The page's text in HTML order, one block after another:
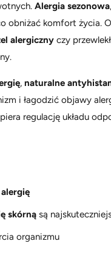
Alergia sezonowa
obniżać komfort życia.
alergicznyczy
, naturalne
i łagodzić objawy
regulację układu
skórnąsą
organizmu